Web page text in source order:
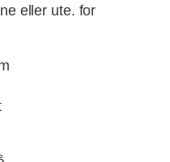
eller ute. for